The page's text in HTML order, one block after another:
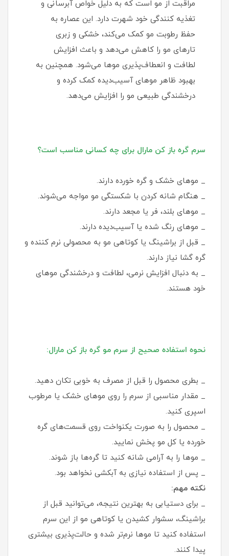
مراقبت از مو است که به دلیل خواص آبرسانی و
تغذیه‌ کنندگی خود شهرت دارد. این عصاره به
حفظ رطوبت مو کمک می‌کند، خشکی و زبری
تارهای مو را کاهش می‌دهد و باعث افزایش
لطافت و انعطاف‌پذیری موها می‌شود. همچنین به
بهبود ظاهر موهای آسیب‌دیده کمک کرده و
درخشندگی طبیعی مو را افزایش می‌دهد.
سرم گره باز کن مارال برای چه کسانی مناسب است؟
_ موهای خشک و گره‌ خورده دارند.
_ هنگام شانه کردن با شکستگی مو مواجه می‌شوند.
_ موهای بلند، فر یا مجعد دارند.
_ موهای رنگ شده یا آسیب‌دیده دارند.
_ قبل از براشینگ یا کوتاهی مو به محصولی نرم‌ کننده و
گره‌ گشا نیاز دارند.
_ به دنبال افزایش نرمی، لطافت و درخشندگی موهای
خود هستند.
نحوه استفاده صحیح از سرم مو گره باز کن مارال:
_ بطری محصول را قبل از مصرف به خوبی تکان دهید.
_ مقدار مناسبی از سرم را روی موهای خشک یا مرطوب
اسپری کنید.
_ محصول را به صورت یکنواخت روی قسمت‌های گره‌
خورده یا کل مو پخش نمایید.
_ موها را به آرامی شانه کنید تا گره‌ها باز شوند.
_ پس از استفاده نیازی به آبکشی نخواهد بود.
نکته مهم:
_ برای دستیابی به بهترین نتیجه، می‌توانید قبل از
براشینگ، سشوار کشیدن یا کوتاهی مو از این سرم
استفاده کنید تا موها نرم‌تر شده و حالت‌پذیری بیشتری
پیدا کنند.